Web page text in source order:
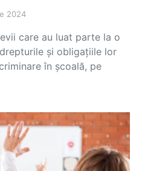
2024
care au luat parte la o
și obligațiile lor
în școală, pe